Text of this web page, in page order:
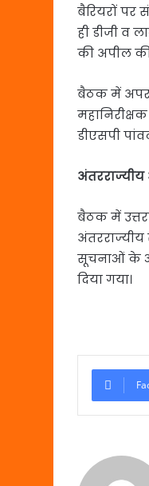
बैरियरों पर
ही डीजी व
की अपील
बैठक में अपर
डीएसपी
अंतरराज्यीय
बैठक में
अंतरराज्यीय
सूचनाओं के
दिया गया।